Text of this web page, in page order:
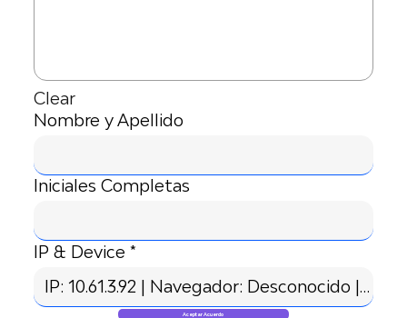
Clear
Nombre y Apellido
Iniciales Completas
IP & Device
Aceptar Acuerdo